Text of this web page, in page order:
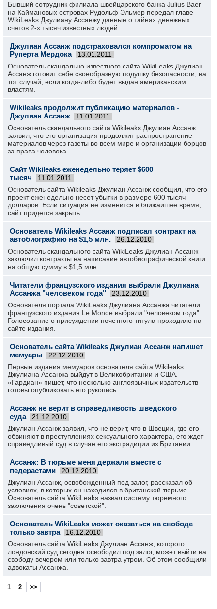
Бывший сотрудник филиала швейцарского банка Julius Baer
на Каймановых островах Рудольф Эльмер передал главе
WikiLeaks Джулиану Ассанжу данные о тайнах денежных
счетов 2-х тысяч известных людей.
Джулиан Ассанж подстраховался компроматом на
Руперта Мердока
13.01.2011
Основатель скандально известного сайта WikiLeaks Джулиан
Ассанж готовит себе своеобразную подушку безопасности, на
тот случай, если когда-либо будет выдан американским
властям.
Wikileaks продолжит публикацию материалов -
Джулиан Ассанж
11.01.2011
Основатель скандального сайта Wikileaks Джулиан Ассанж
заявил, что его организация продолжит распространение
материалов через газеты во всем мире и организации борцов
за права человека.
Сайт Wikileaks еженедельно теряет $600
тысяч
11.01.2011
Основатель сайта Wikileaks Джулиан Ассанж сообщил, что его
проект еженедельно несет убытки в размере 600 тысяч
долларов. Если ситуация не изменится в ближайшее время,
сайт придется закрыть.
Основатель Wikileaks Ассанж подписал контракт на
автобиографию на $1,5 млн.
26.12.2010
Основатель скандального сайта WikiLeaks Джулиан Ассанж
заключил контракты на написание автобиографической книги
на общую сумму в $1,5 млн.
Читатели французского издания выбрали Джулиана
Ассанжа "человеком года"
23.12.2010
Основателя портала WikiLeaks Джулиана Ассанжа читатели
французского издания Le Monde выбрали "человеком года".
Голосование о присуждении почетного титула проходило на
сайте издания.
Основатель сайта Wikileaks Джулиан Ассанж напишет
мемуары
22.12.2010
Первые издания мемуаров основателя сайта Wikileaks
Джулиана Ассанжа выйдут в Великобритании и США.
«Гардиан» пишет, что несколько англоязычных издательств
готовы опубликовать его рукопись.
Ассанж не верит в справедливость шведского
суда
21.12.2010
Джулиан Ассанж заявил, что не верит, что в Швеции, где его
обвиняют в преступлениях сексуального характера, его ждет
справедливый суд в случае его экстрадиции из Британии.
Ассанж: В тюрьме меня держали вместе с
педерастами
20.12.2010
Джулиан Ассанж, освобожденный под залог, рассказал об
условиях, в которых он находился в британской тюрьме.
Основатель сайта WikiLeaks назвал систему тюремного
заключения очень "советской".
Основатель WikiLeaks может оказаться на свободе
только завтра
16.12.2010
Основатель сайта WikiLeaks Джулиан Ассанж, которого
лондонский суд сегодня освободил под залог, может выйти на
свободу вечером или только завтра утром. Об этом сообщили
адвокаты Ассанжа.
1 2 >>